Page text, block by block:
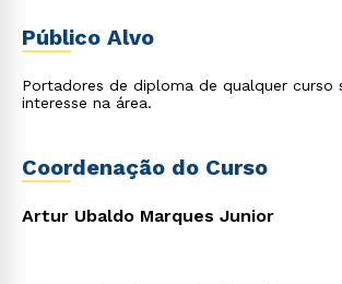
Público Alvo
Portadores de diploma de qualquer curso
interesse na área.
Coordenação do Curso
Artur Ubaldo Marques Junior